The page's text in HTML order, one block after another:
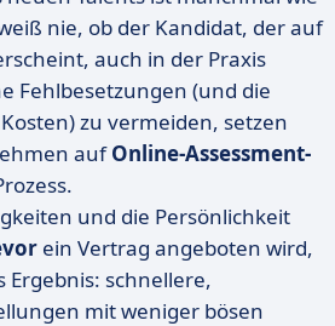
nie, ob der Kandidat, der auf
auch in der Praxis
Fehlbesetzungen (und die
zu vermeiden, setzen
aufOnline-Assessment-
und die Persönlichkeit
ein Vertrag angeboten wird,
Ergebnis: schnellere,
mit weniger bösen